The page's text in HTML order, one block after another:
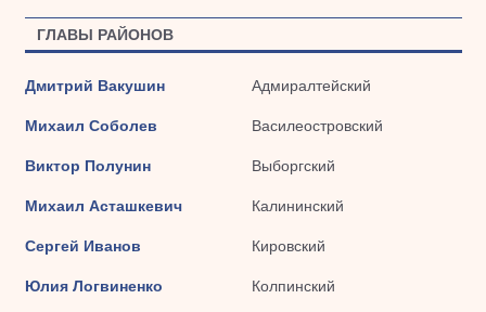
ГЛАВЫ РАЙОНОВ
Дмитрий Вакушин Адмиралтейский
Михаил Соболев Василеостровский
Виктор Полунин Выборгский
Михаил Асташкевич Калининский
Сергей Иванов Кировский
Юлия Логвиненко Колпинский